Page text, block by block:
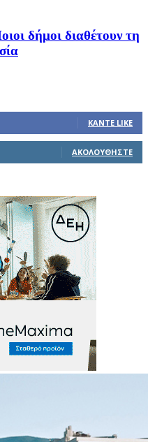
δήμοι διαθέτουν τη
ΚΆΝΤΕ LIKE
ΑΚΟΛΟΥΘΉΣΤΕ